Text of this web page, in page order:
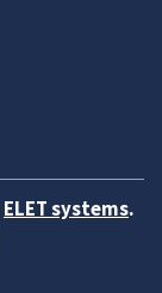
ELET systems.